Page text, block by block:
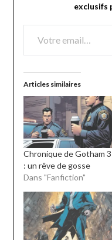
exclusifs
VOTRE EMAIL…
Articles similaires
Chronique de Gotham 3
: un rêve de gosse
Dans "Fanfiction"